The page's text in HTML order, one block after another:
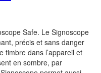
Safe. Le Signoscope
précis et sans danger
timbre dans l’appareil et
en sombre, par